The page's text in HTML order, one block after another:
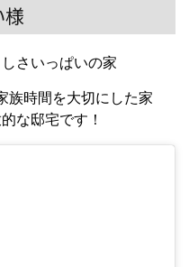
さいっぱいの家
族時間を大切にした家
な邸宅です！